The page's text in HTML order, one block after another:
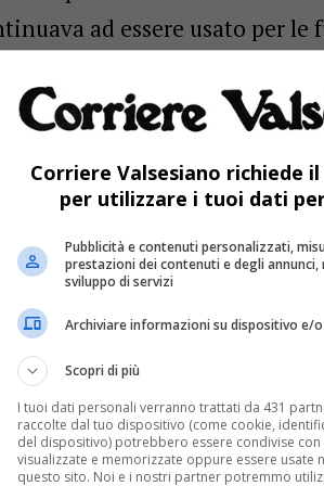
ad essere usato per le
parteciparono tre
garanzie, essendo il
delle prime pietre è
fu consacrata l’11
originario di Gattinara.
Martina Rosa è stato fatto un
citando la bibliografia
Don Carlo Mazzone,
Storiche ed Artistiche”,
Eugenio Manni nei
conservati in Biblioteca a
Corriere Valsesiano richiede
per utilizzare i tuoi dati
Pubblicità e contenuti personalizzati,
prestazioni dei contenuti e degli annunci,
sviluppo di servizi
Archiviare informazioni su dispositivo e/
Scopri di più
I tuoi dati personali verranno trattati da 431
raccolte dal tuo dispositivo (come cookie,
del dispositivo) potrebbero essere condivise
visualizzate e memorizzate oppure essere usate
questo sito. Noi e i nostri partner potremmo